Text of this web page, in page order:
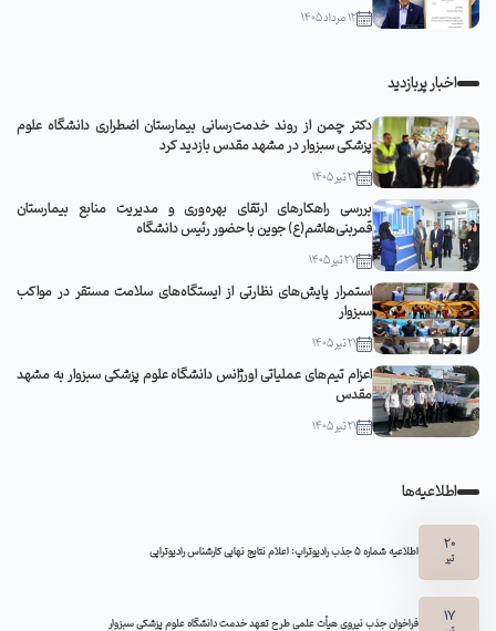
12 مرداد 1405
اخبار پربازدید
دکتر چمن از روند خدمت‌رسانی بیمارستان اضطراری دانشگاه علوم
پزشکی سبزوار در مشهد مقدس بازدید کرد
21 تیر 1405
بررسی راهکارهای ارتقای بهره‌وری و مدیریت منابع بیمارستان
قمربنی‌هاشم(ع) جوین با حضور رئیس دانشگاه
27 تیر 1405
استمرار پایش‌های نظارتی از ایستگاه‌های سلامت مستقر در مواکب
سبزوار
21 تیر 1405
اعزام تیم‌های عملیاتی اورژانس دانشگاه علوم پزشکی سبزوار به مشهد
مقدس
21 تیر 1405
اطلاعیه‌ها
20
تیر اطلاعیه شماره 5 جذب رادیوتراپ: اعلام نتایج نهایی کارشناس رادیوتراپی
17 فراخوان جذب نیروی هیأت علمی طرح تعهد خدمت دانشگاه علوم پزشکی سبزوار